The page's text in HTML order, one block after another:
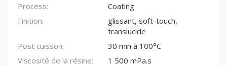
Process:
Coating
Finition:
glissant, soft-touch,
translucide
Post cuisson:
30 min à 100°C
Viscosité de la résine:
1 500 mPa.s